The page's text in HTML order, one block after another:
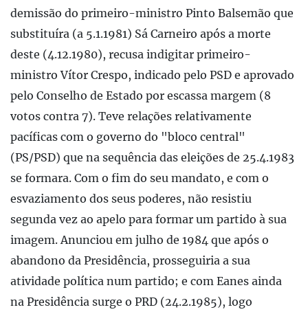
demissão do primeiro-ministro Pinto Balsemão que
substituíra (a 5.1.1981) Sá Carneiro após a morte
deste (4.12.1980), recusa indigitar primeiro-
ministro Vítor Crespo, indicado pelo PSD e aprovado
pelo Conselho de Estado por escassa margem (8
votos contra 7). Teve relações relativamente
pacíficas com o governo do "bloco central"
(PS/PSD) que na sequência das eleições de 25.4.1983
se formara. Com o fim do seu mandato, e com o
esvaziamento dos seus poderes, não resistiu
segunda vez ao apelo para formar um partido à sua
imagem. Anunciou em julho de 1984 que após o
abandono da Presidência, prosseguiria a sua
atividade política num partido; e com Eanes ainda
na Presidência surge o PRD (24.2.1985), logo